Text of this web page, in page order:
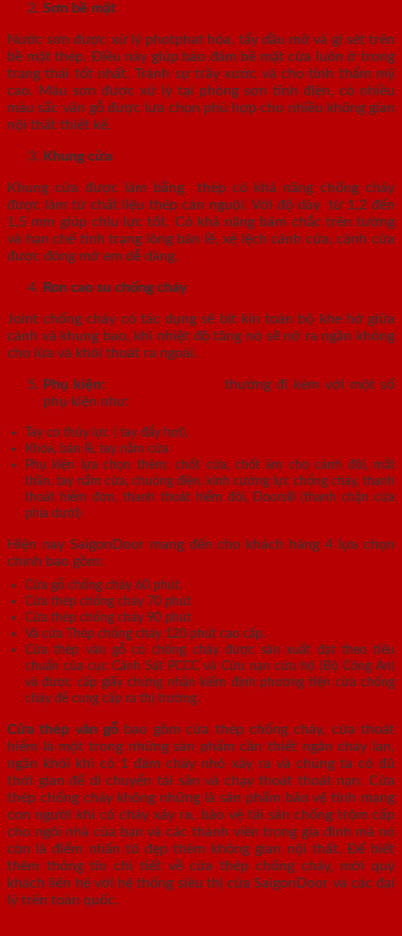
Sơn bề mặt
Nước sơn được xử lý photphat hóa, tẩy dầu mỡ và gỉ sét trên
bề mặt thép. Điều này giúp bảo đảm bề mặt cửa luôn ở trong
trạng thái tốt nhất. Tránh sự trầy xước và cho tính thẩm mỹ
cao. Màu sơn được xử lý tại phòng sơn tĩnh điện, có nhiều
màu sắc vân gỗ được lựa chọn phù hợp cho nhiều không gian
nội thất thiết kế.
Khung cửa
Khung cửa được làm bằng thép có khả năng chống cháy
được làm từ chất liệu thép cán nguội. Với độ dày từ 1,2 đến
1,5 mm giúp chịu lực tốt. Có khả năng bám chắc trên tường
và hạn chế tình trạng lỏng bản lề, xệ lệch cánh cửa, cánh cửa
được đóng mở em dễ dàng.
Ron cao su chống cháy
Joint chống cháy có tác dụng sẽ bít kín toàn bộ khe hở giữa
cánh và khung bao, khi nhiệt độ tăng nó sẽ nở ra ngăn không
cho lửa và khói thoát ra ngoài.
Phụ kiện:
thường đi kèm với một số
phụ kiện như:
Tay co thủy lực ( tay đẩy hơi),
Khóa, bản lề, tay nắm cửa
Phụ kiện lựa chọn thêm: chốt cửa, chốt âm cho cánh đôi, mắt
thần, tay nắm cửa, chuông điện, kính cường lực chống cháy, thanh
thoát hiểm đơn, thanh thoát hiểm đôi, Doorsill (thanh chặn cửa
phía dưới)
Hiện nay SaigonDoor mang đến cho khách hàng 4 lựa chọn
chính bao gồm:
Cửa gỗ chống cháy 60 phút.
Cửa thép chống cháy 70 phút
Cửa thép chống cháy 90 phút
Và cửa Thép chống cháy 120 phút cao cấp.
Cửa thép vân gỗ có chống cháy được sản xuất đạt theo tiêu
chuẩn của cục Cảnh Sát PCCC và Cứu nạn cứu hộ (Bộ Công An)
và được cấp giấy chứng nhận kiểm định phương tiện cửa chống
cháy để cung cấp ra thị trường.
Cửa thép vân gỗ bao gồm cửa thép chống cháy, cửa thoát
hiểm là một trong những sản phẩm cần thiết ngăn cháy lan,
ngăn khói khi có 1 đám cháy nhỏ xảy ra và chúng ta có đủ
thời gian để di chuyển tài sản và chạy thoát thoát nạn. Cửa
thép chống cháy không những là sản phẩm bảo vệ tính mạng
con người khi có cháy xảy ra, bảo vệ tài sản chống trộm cấp
cho ngôi nhà của bạn và các thành viên trong gia đình mà nó
còn là điểm nhấn tô đẹp thêm không gian nội thất. Để biết
thêm thông tin chi tiết về cửa thép chống cháy, mời quý
khách liên hệ với hệ thống siêu thị cửa SaigonDoor và các đại
lý trên toàn quốc.